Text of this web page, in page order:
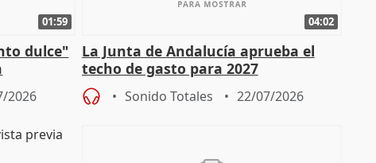
01:59
dulce"
2026
04:02
La Junta de Andalucía aprueba el
techo de gasto para 2027
Sonido Totales 22/07/2026